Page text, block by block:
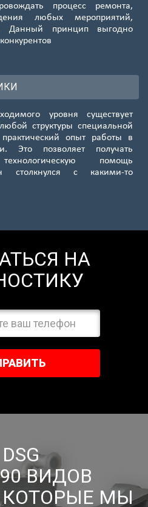
процесс ремонта,
любых мероприятий,
Данный принцип выгодно
уровня существует
структуры специальной
опыт работы в
Это позволяет получать
помощь
столкнулся с какими-то
НА
ВИДОВ
КОТОРЫЕ МЫ